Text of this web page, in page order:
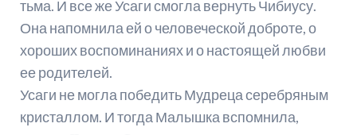
тьма. И все же Усаги смогла вернуть Чибиусу.
Она напомнила ей о человеческой доброте, о
хороших воспоминаниях и о настоящей любви
ее родителей.
Усаги не могла победить Мудреца серебряным
кристаллом. И тогда Малышка вспомнила,